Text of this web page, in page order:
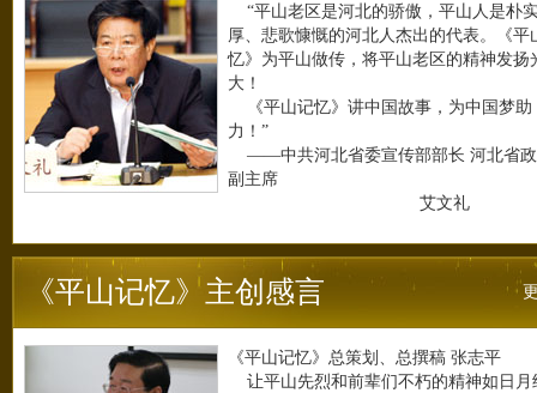
“平山老区是河北的骄傲，平山人是朴
厚、悲歌慷慨的河北人杰出的代表。《平
忆》为平山做传，将平山老区的精神发扬
大！
《平山记忆》讲中国故事，为中国梦助
力！”
——中共河北省委宣传部部长 河北省
副主席
艾文礼
《平山记忆》主创感言
《平山记忆》总策划、总撰稿 张志平
让平山先烈和前辈们不朽的精神如日月